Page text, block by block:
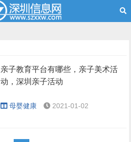
亲子教育平台有哪些，亲子美术活
动，深圳亲子活动
母婴健康 2021-01-02